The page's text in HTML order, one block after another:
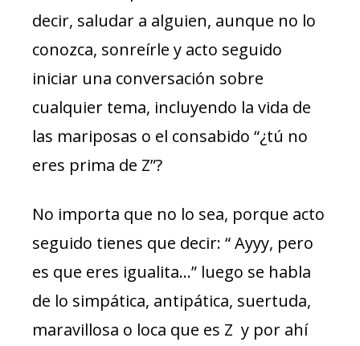
decir, saludar a alguien, aunque no lo
conozca, sonreírle y acto seguido
iniciar una conversación sobre
cualquier tema, incluyendo la vida de
las mariposas o el consabido “¿tú no
eres prima de Z”?
No importa que no lo sea, porque acto
seguido tienes que decir: “ Ayyy, pero
es que eres igualita…” luego se habla
de lo simpática, antipática, suertuda,
maravillosa o loca que es Z y por ahí